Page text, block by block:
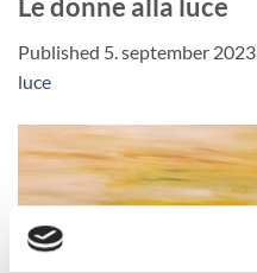
Le donne alla luce
Published 5. september 2023
luce